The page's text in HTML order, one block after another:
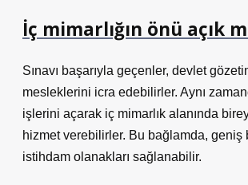
İç mimarlığın önü açık
Sınavı başarıyla geçenler, devlet
mesleklerini icra edebilirler. Aynı
işlerini açarak iç mimarlık alanında
hizmet verebilirler. Bu bağlamda, geniş
istihdam olanakları sağlanabilir.